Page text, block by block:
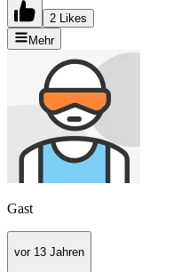
2 Likes
Mehr
Gast
vor 13 Jahren